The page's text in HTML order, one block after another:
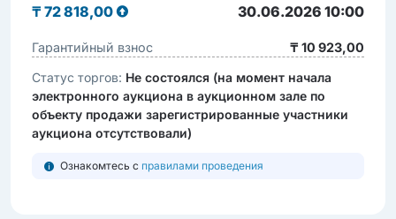
₸ 72 818,00 30.06.2026 10:00
Гарантийный взнос
₸ 10 923,00
Статус торгов: Не состоялся (на момент начала
электронного аукциона в аукционном зале по
объекту продажи зарегистрированные участники
аукциона отсутствовали)
Ознакомтесь с правилами проведения